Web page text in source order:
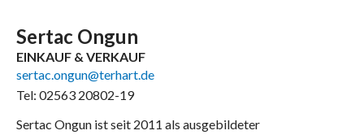
Sertac Ongun
EINKAUF & VERKAUF
sertac.ongun@terhart.de
Tel: 02563 20802-19
Sertac Ongun ist seit 2011 als ausgebildeter